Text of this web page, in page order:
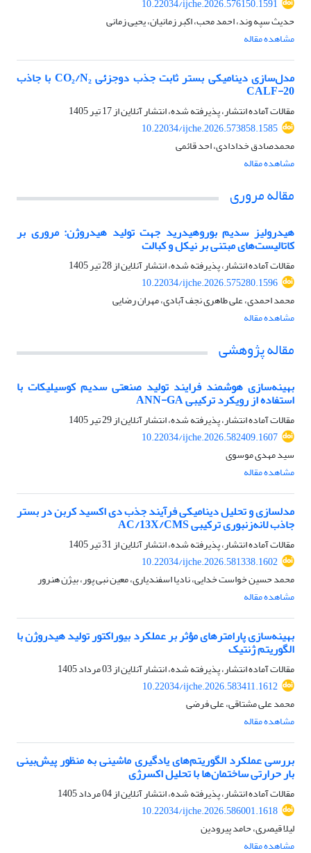
10.22034/ijche.2026.576150.1591
حدیث سپه وند، احمد محب، اکبر زمانیان، یحیی زمانی
مشاهده مقاله
مدل‌سازی دینامیکی بستر ثابت جذب دو‌جزئی CO₂/N₂ با جاذب
CALF-20
مقالات آماده انتشار، پذیرفته شده، انتشار آنلاین از17 تیر 1405
10.22034/ijche.2026.573858.1585
محمدصادق خدادادی، احد قائمی
مشاهده مقاله
مقاله مروری
هیدرولیز سدیم بوروهیدرید جهت تولید هیدروژن: مروری بر
کاتالیست‌های مبتنی بر نیکل و کبالت
مقالات آماده انتشار، پذیرفته شده، انتشار آنلاین از28 تیر 1405
10.22034/ijche.2026.575280.1596
محمد احمدی، علی طاهری نجف آبادی، مهران رضایی
مشاهده مقاله
مقاله پژوهشی
بهینه‌سازی هوشمند فرایند تولید صنعتی سدیم کوسیلیکات با
استفاده از رویکرد ترکیبی ANN-GA
مقالات آماده انتشار، پذیرفته شده، انتشار آنلاین از29 تیر 1405
10.22034/ijche.2026.582409.1607
سید مهدی موسوی
مشاهده مقاله
مدلسازی و تحلیل دینامیکی فرآیند جذب دی اکسید کربن در بستر
جاذب لانه‌زنبوری ترکیبی AC/13X/CMS
مقالات آماده انتشار، پذیرفته شده، انتشار آنلاین از31 تیر 1405
10.22034/ijche.2026.581338.1602
محمد حسین خواست خدایی، نادیا اسفندیاری، معین نبی پور، بیژن هنرور
مشاهده مقاله
بهینه‌سازی پارامترهای مؤثر بر عملکرد بیوراکتور تولید هیدروژن با
الگوریتم ژنتیک
مقالات آماده انتشار، پذیرفته شده، انتشار آنلاین از03 مرداد 1405
10.22034/ijche.2026.583411.1612
محمد علی مشتاقی، علی فرضی
مشاهده مقاله
بررسی عملکرد الگوریتم‌های یادگیری ماشینی به منظور پیش‌بینی
بار حرارتی ساختمان‌ها با تحلیل اکسرژی
مقالات آماده انتشار، پذیرفته شده، انتشار آنلاین از04 مرداد 1405
10.22034/ijche.2026.586001.1618
لیلا قیصری، حامد پیرودین
مشاهده مقاله